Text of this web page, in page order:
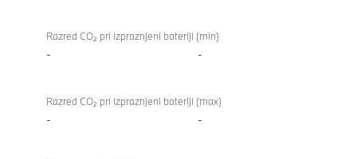
Razred CO₂ pri izpraznjeni bateriji (min)
- -
Razred CO₂ pri izpraznjeni bateriji (max)
- -